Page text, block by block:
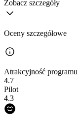
Zobacz szczegóły
Oceny szczegółowe
Atrakcyjność programu
4.7
Pilot
4.3